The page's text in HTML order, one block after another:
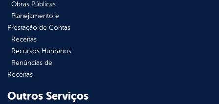
Obras Públicas
Planejamento e
Prestação de Contas
Receitas
Recursos Humanos
Renúncias de
Receitas
Outros Serviços